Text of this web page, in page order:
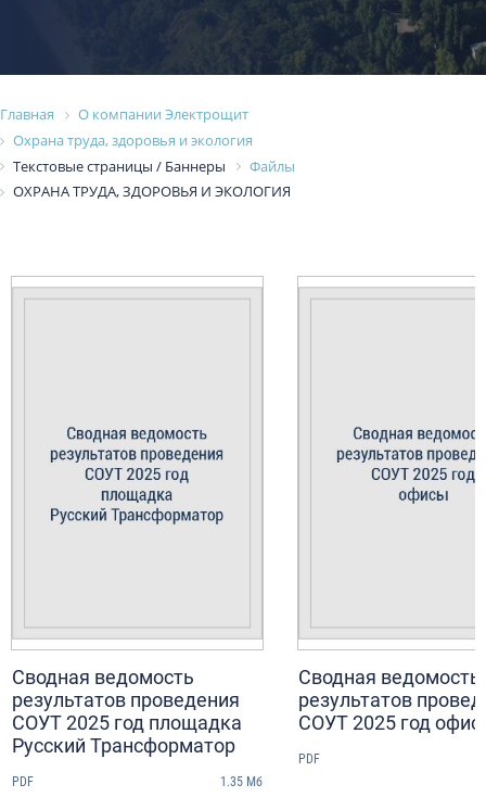
Главная
О компании Электрощит
Охрана труда, здоровья и экология
Текстовые страницы / Баннеры
Файлы
ОХРАНА ТРУДА, ЗДОРОВЬЯ И ЭКОЛОГИЯ
Сводная ведомость
результатов проведения
СОУТ 2025 год площадка
Русский Трансформатор
PDF 1.35 Мб
Сводная ведомость
результатов
СОУТ 2025 год
PDF